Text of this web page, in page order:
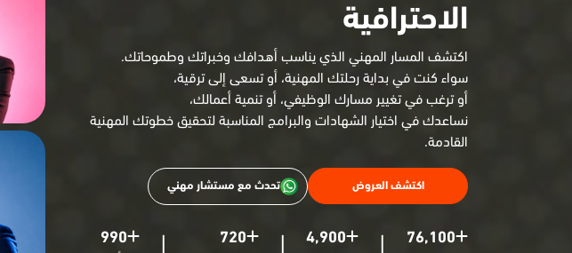
الاحترافية
اكتشف المسار المهني الذي يناسب أهدافك وخبراتك وطموحاتك.
سواء كنت في بداية رحلتك المهنية، أو تسعى إلى ترقية،
أو ترغب في تغيير مسارك الوظيفي، أو تنمية أعمالك،
نساعدك في اختيار الشهادات والبرامج المناسبة لتحقيق خطوتك المهنية
القادمة.
اكتشف العروض تحدث مع مستشار مهني
76,100
4,900
720
990